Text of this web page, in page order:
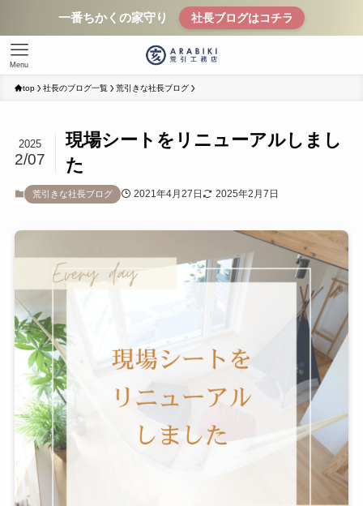
一番ちかくの家守り 社長ブログはコチラ
Menu
top 社長のブログ一覧 荒引きな社長ブログ
現場シートをリニューアルしまし
た
2025
2/07
荒引きな社長ブログ 2021年4月27日 2025年2月7日